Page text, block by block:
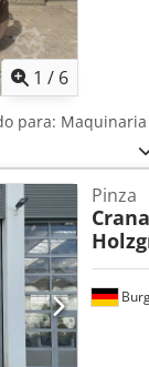
1 / 6
para:
Pinza